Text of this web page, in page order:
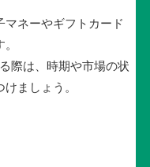
マネーやギフトカード
際は、時期や市場の状
ましょう。